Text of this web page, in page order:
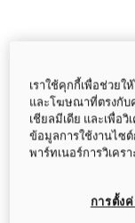
เราใช้คุกกี้เพื่อช่วยใ
และโฆษณาที่ตรงกับ
เชียลมีเดีย และเพื่อวิ
ข้อมูลการใช้งานไซ
พาร์ทเนอร์การวิเคร
การตั้ง